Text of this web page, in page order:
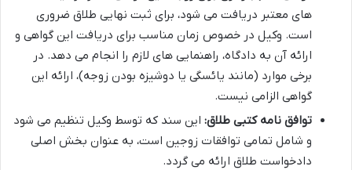
های معتبر دریافت می شود، برای ثبت نهایی طلاق ضروری
است. وکیل در خصوص زمان مناسب برای دریافت این گواهی و
ارائه آن به دادگاه، راهنمایی های لازم را انجام می دهد. در
برخی موارد (مانند یائسگی یا دوشیزه بودن زوجه)، ارائه این
گواهی الزامی نیست.
توافق نامه کتبی طلاق: این سند که توسط وکیل تنظیم می شود
و شامل تمامی توافقات زوجین است، به عنوان بخش اصلی
دادخواست طلاق ارائه می گردد.